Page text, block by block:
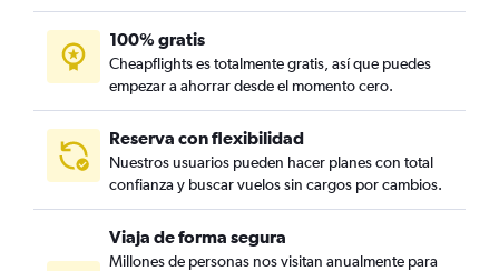
100% gratis
Cheapflights es totalmente gratis, así que puedes
empezar a ahorrar desde el momento cero.
Reserva con flexibilidad
Nuestros usuarios pueden hacer planes con total
confianza y buscar vuelos sin cargos por cambios.
Viaja de forma segura
Millones de personas nos visitan anualmente para